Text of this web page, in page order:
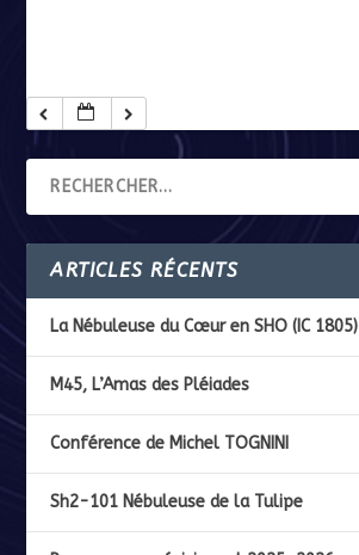
ARTICLES RÉCENTS
La Nébuleuse du Cœur en SHO (IC 1805)
M45, L’Amas des Pléiades
Conférence de Michel TOGNINI
Sh2-101 Nébuleuse de la Tulipe